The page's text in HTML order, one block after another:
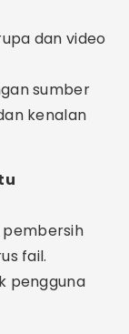
apl untuk
automatik
prestasi
dan